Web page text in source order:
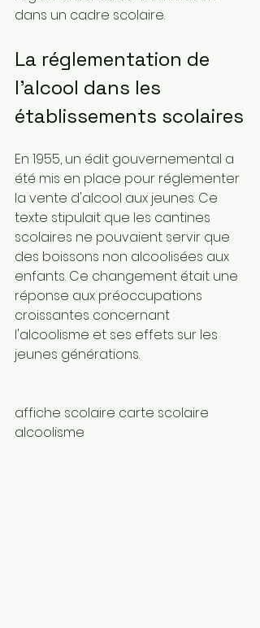
dans un cadre scolaire.
La réglementation de
l'alcool dans les
établissements scolaires
En 1955, un édit gouvernemental a
été mis en place pour réglementer
la vente d'alcool aux jeunes. Ce
texte stipulait que les cantines
scolaires ne pouvaient servir que
des boissons non alcoolisées aux
enfants. Ce changement était une
réponse aux préoccupations
croissantes concernant
l'alcoolisme et ses effets sur les
jeunes générations.
affiche scolaire carte scolaire
alcoolisme